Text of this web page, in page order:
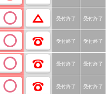
受付終了 受付終了
受付終了 受付終了
受付終了 受付終了
受付終了 受付終了